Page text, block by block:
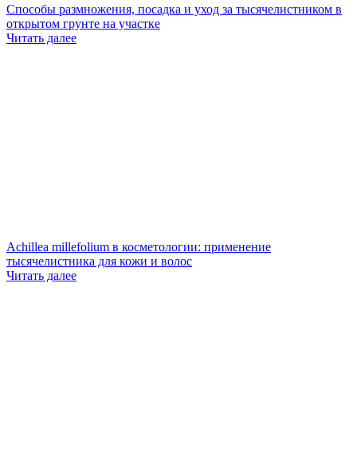
Способы размножения, посадка и уход за тысячелистником в
открытом грунте на участке
Читать далее
Achillea millefolium в косметологии: применение
тысячелистника для кожи и волос
Читать далее